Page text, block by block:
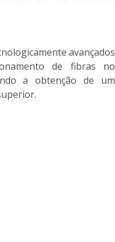
avançados
de fibras no
a obtenção de um